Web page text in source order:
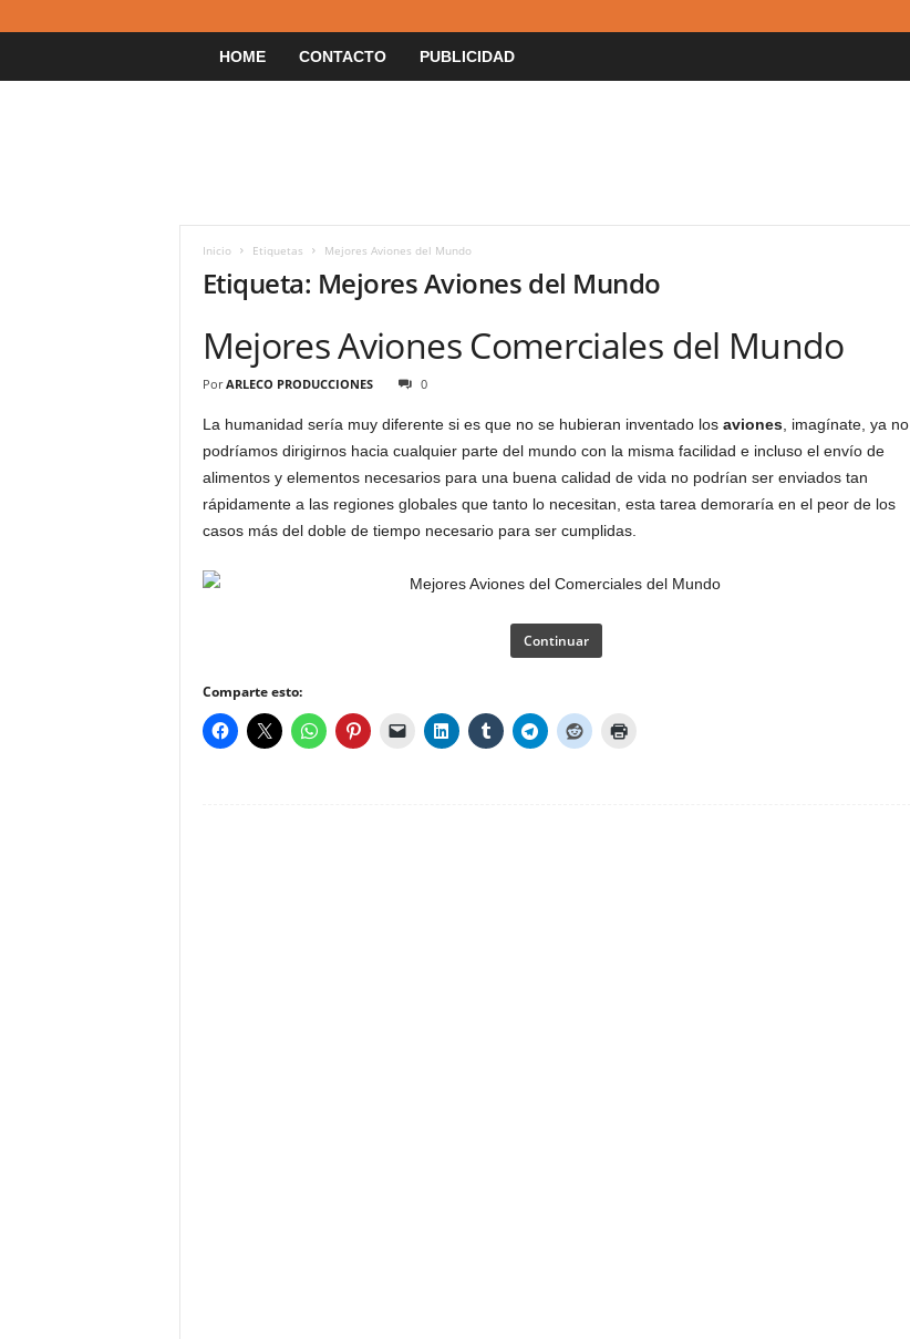
HOME CONTACTO PUBLICIDAD
Inicio Etiquetas Mejores Aviones del Mundo
Etiqueta: Mejores Aviones del Mundo
Mejores Aviones Comerciales del Mundo
Por ARLECO PRODUCCIONES 0
La humanidad sería muy diferente si es que no se hubieran inventado los aviones, imagínate, ya no
podríamos dirigirnos hacia cualquier parte del mundo con la misma facilidad e incluso el envío de
alimentos y elementos necesarios para una buena calidad de vida no podrían ser enviados tan
rápidamente a las regiones globales que tanto lo necesitan, esta tarea demoraría en el peor de los
casos más del doble de tiempo necesario para ser cumplidas.
Continuar
Comparte esto: